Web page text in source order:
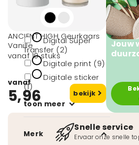
Digitaaldruk
sticker (10)
Digital Super
Transfer (2)
Digitale print (9)
Digitale sticker
(1)
toon meer
Merk
ANCIENT HIGH Geurkaars
Vanille
vanaf 10 stuks
vanaf
5,96 bekijk
Jouw
Snelle service
Ervaar onze snelle